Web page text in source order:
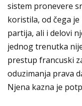
sistem pronevere
koristila, od čega
partija, ali i delovi
jednog trenutka
prestup francuski
oduzimanja prava
Njena kazna je